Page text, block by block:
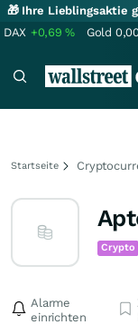
🎁 Ihre Lieblingsaktie
DAX +0,69% Gold
Startseite
Crypto
Alarme
einrichten